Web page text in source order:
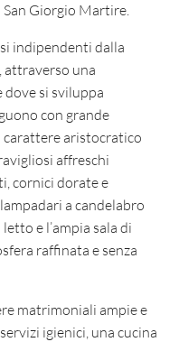
Giorgio Martire.
indipendenti dalla
attraverso una
dove si sviluppa
con grande
aristocratico
affreschi
cornici dorate e
a candelabro
e l’ampia sala di
raffinata e senza
matrimoniali ampie e
igienici, una cucina